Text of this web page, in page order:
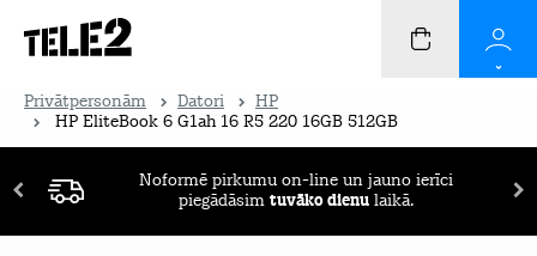
Privātpersonām Datori
HP
HP EliteBook 6 G1ah 16 R5 220 16GB 512GB
Noformē pirkumu on-line un jauno ierīci
piegādāsim tuvāko dienu laikā.